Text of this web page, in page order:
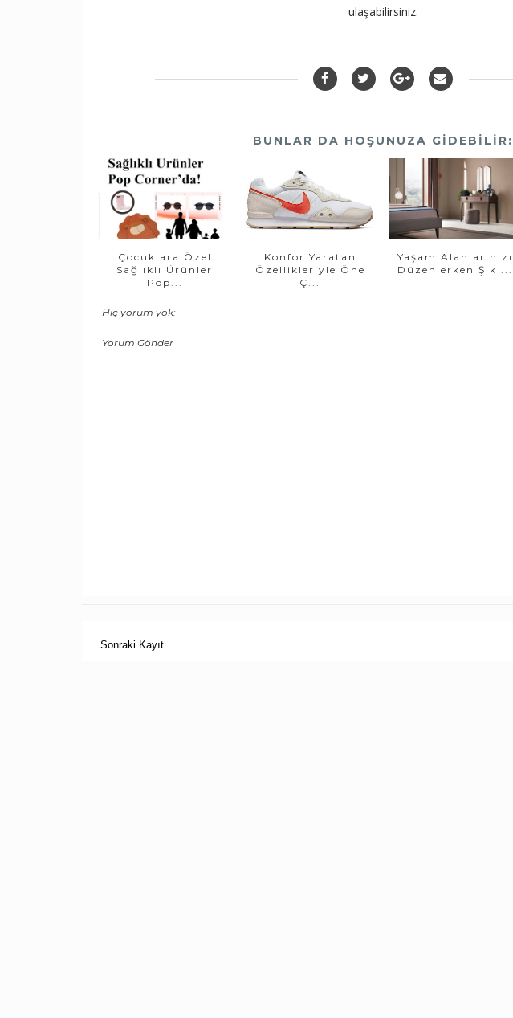
ulaşabilirsiniz.
BUNLAR DA HOŞUNUZA GIDEBILIR:
Çocuklara Özel
Sağlıklı Ürünler
Pop...
Konfor Yaratan
Özellikleriyle Öne
Ç...
Yaşam Alanlarınızı
Düzenlerken Şık ...
Hiç yorum yok:
Yorum Gönder
Sonraki Kayıt